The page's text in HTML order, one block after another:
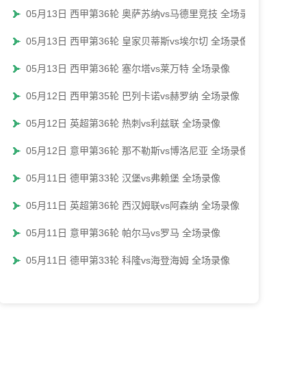
05月13日 西甲第36轮 奥萨苏纳vs马德里竞技 全场录像
05月13日 西甲第36轮 皇家贝蒂斯vs埃尔切 全场录像
05月13日 西甲第36轮 塞尔塔vs莱万特 全场录像
05月12日 西甲第35轮 巴列卡诺vs赫罗纳 全场录像
05月12日 英超第36轮 热刺vs利兹联 全场录像
05月12日 意甲第36轮 那不勒斯vs博洛尼亚 全场录像
05月11日 德甲第33轮 汉堡vs弗赖堡 全场录像
05月11日 英超第36轮 西汉姆联vs阿森纳 全场录像
05月11日 意甲第36轮 帕尔马vs罗马 全场录像
05月11日 德甲第33轮 科隆vs海登海姆 全场录像